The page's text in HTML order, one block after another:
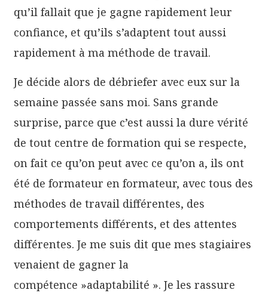
qu’il fallait que je gagne rapidement leur
confiance, et qu’ils s’adaptent tout aussi
rapidement à ma méthode de travail.
Je décide alors de débriefer avec eux sur la
semaine passée sans moi. Sans grande
surprise, parce que c’est aussi la dure vérité
de tout centre de formation qui se respecte,
on fait ce qu’on peut avec ce qu’on a, ils ont
été de formateur en formateur, avec tous des
méthodes de travail différentes, des
comportements différents, et des attentes
différentes. Je me suis dit que mes stagiaires
venaient de gagner la
compétence »adaptabilité ». Je les rassure